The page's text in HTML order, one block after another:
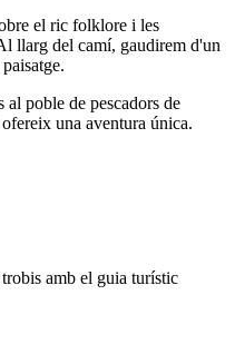
el ric folklore i les
llarg del camí, gaudirem d'un
poble de pescadors de
una aventura única.
amb el guia turístic